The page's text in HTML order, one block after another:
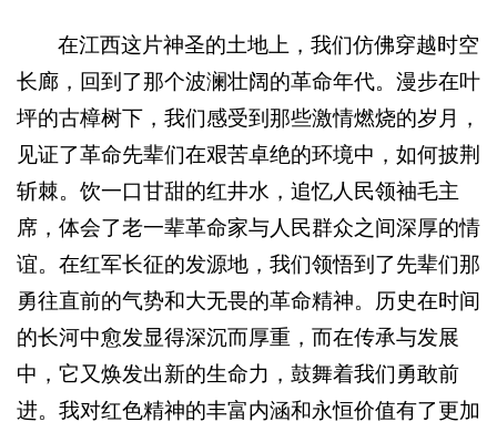
在江西这片神圣的土地上，我们仿佛穿越时空
长廊，回到了那个波澜壮阔的革命年代。漫步在叶
坪的古樟树下，我们感受到那些激情燃烧的岁月，
见证了革命先辈们在艰苦卓绝的环境中，如何披荆
斩棘。饮一口甘甜的红井水，追忆人民领袖毛主
席，体会了老一辈革命家与人民群众之间深厚的情
谊。在红军长征的发源地，我们领悟到了先辈们那
勇往直前的气势和大无畏的革命精神。历史在时间
的长河中愈发显得深沉而厚重，而在传承与发展
中，它又焕发出新的生命力，鼓舞着我们勇敢前
进。我对红色精神的丰富内涵和永恒价值有了更加